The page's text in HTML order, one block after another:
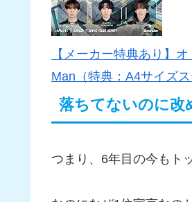
【メーカー特典あり】
Man（特典：A4サイズ
落ちてないのに改
つまり、6年目の今もト